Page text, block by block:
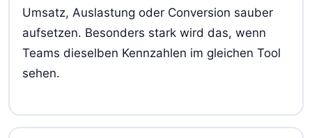
Umsatz, Auslastung oder Conversion sauber
aufsetzen. Besonders stark wird das, wenn
Teams dieselben Kennzahlen im gleichen Tool
sehen.